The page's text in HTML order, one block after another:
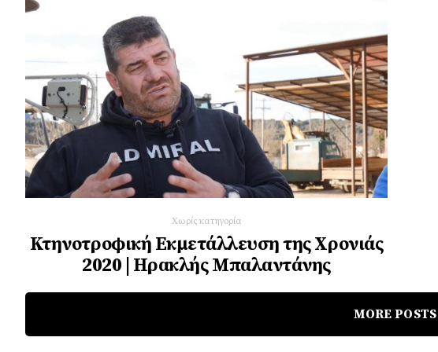
Χωρίς κατηγορία
Κτηνοτροφική Εκμετάλλευση της Χρονιάς
2020 | Ηρακλής Μπαλαντάνης
MORE POSTS